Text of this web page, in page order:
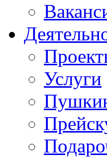
Услуги